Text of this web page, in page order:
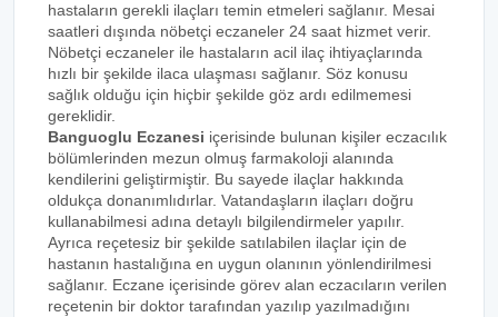
hastaların gerekli ilaçları temin etmeleri sağlanır. Mesai
saatleri dışında nöbetçi eczaneler 24 saat hizmet verir.
Nöbetçi eczaneler ile hastaların acil ilaç ihtiyaçlarında
hızlı bir şekilde ilaca ulaşması sağlanır. Söz konusu
sağlık olduğu için hiçbir şekilde göz ardı edilmemesi
gereklidir.
Banguoglu Eczanesi içerisinde bulunan kişiler eczacılık
bölümlerinden mezun olmuş farmakoloji alanında
kendilerini geliştirmiştir. Bu sayede ilaçlar hakkında
oldukça donanımlıdırlar. Vatandaşların ilaçları doğru
kullanabilmesi adına detaylı bilgilendirmeler yapılır.
Ayrıca reçetesiz bir şekilde satılabilen ilaçlar için de
hastanın hastalığına en uygun olanının yönlendirilmesi
sağlanır. Eczane içerisinde görev alan eczacıların verilen
reçetenin bir doktor tarafından yazılıp yazılmadığını